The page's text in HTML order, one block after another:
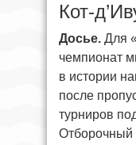
Кот-
Досье. Для
чемпионат
в истории
после
турниров
Отборочный